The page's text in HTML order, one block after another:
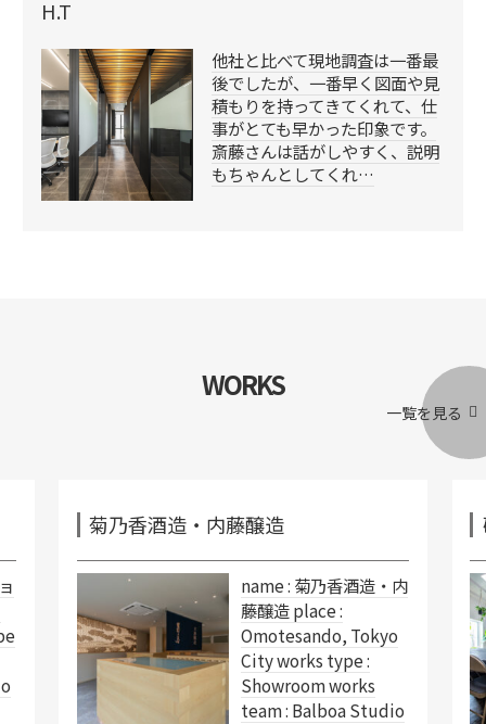
H.T
他社と比べて現地調査は一番最
後でしたが、一番早く図面や見
積もりを持ってきてくれて、仕
事がとても早かった印象です。
斎藤さんは話がしやすく、説明
もちゃんとしてくれ…
WORKS
一覧を見る
菊乃香酒造・内藤醸造
name : 菊乃香酒造・内
藤醸造 place :
Omotesando, Tokyo
City works type :
Showroom works
team : Balboa Studio